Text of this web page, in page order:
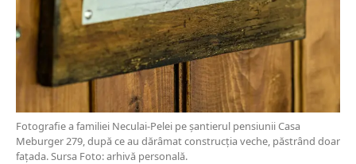
Fotografie a familiei Neculai-Pelei pe șantierul pensiunii Casa
Meburger 279, după ce au dărâmat construcția veche, păstrând doar
fațada. Sursa Foto: arhivă personală.